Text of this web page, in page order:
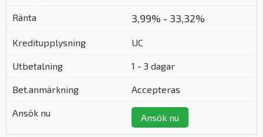
3,99% - 33,32%
UC
1 - 3 dagar
Accepteras
Ansök nu